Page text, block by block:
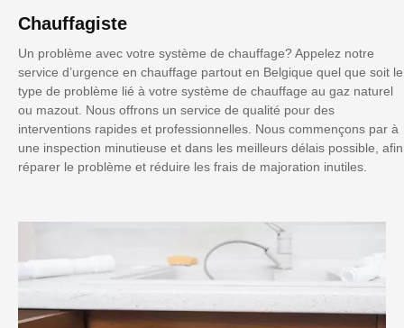
Chauffagiste
Un problème avec votre système de chauffage? Appelez notre
service d’urgence en chauffage partout en Belgique quel que soit le
type de problème lié à votre système de chauffage au gaz naturel
ou mazout. Nous offrons un service de qualité pour des
interventions rapides et professionnelles. Nous commençons par à
une inspection minutieuse et dans les meilleurs délais possible, afin
réparer le problème et réduire les frais de majoration inutiles.